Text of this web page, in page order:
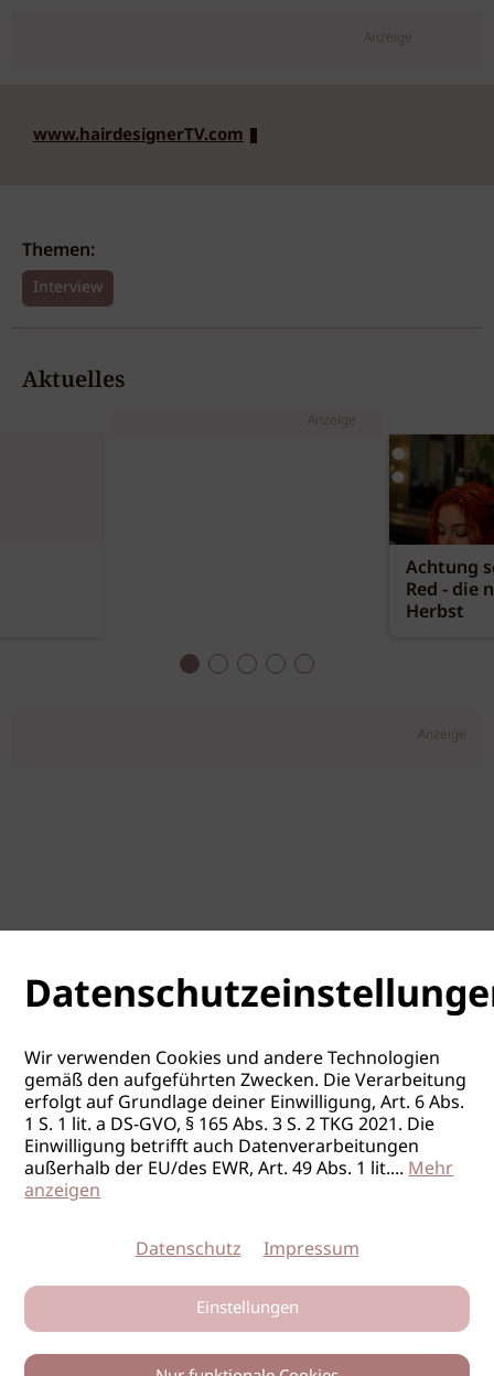
Anzeige
www.hairdesignerTV.com
Themen:
Interview
Aktuelles
Anzeige
Achtung
Red - die
Herbst
Anzeige
Wir verwenden Cookies und andere Technologien
gemäß den aufgeführten Zwecken. Die Verarbeitung
erfolgt auf Grundlage deiner Einwilligung, Art. 6 Abs.
1 S. 1 lit. a DS-GVO, § 165 Abs. 3 S. 2 TKG 2021. Die
Einwilligung betrifft auch Datenverarbeitungen
außerhalb der EU/des EWR, Art. 49 Abs. 1 lit....Mehr
anzeigen
Datenschutz Impressum
Einstellungen